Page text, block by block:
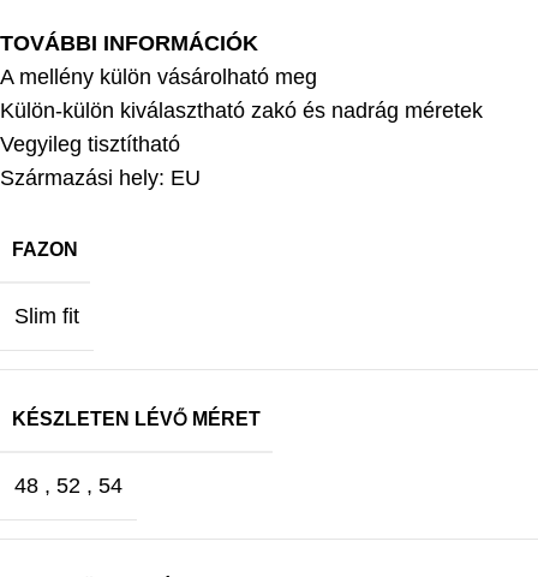
TOVÁBBI INFORMÁCIÓK
A mellény külön vásárolható meg
Külön-külön kiválasztható zakó és nadrág méretek
Vegyileg tisztítható
Származási hely: EU
FAZON
Slim fit
KÉSZLETEN LÉVŐ MÉRET
48 , 52 , 54